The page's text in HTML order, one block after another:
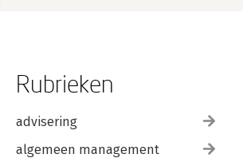
Rubrieken
advisering
algemeen management